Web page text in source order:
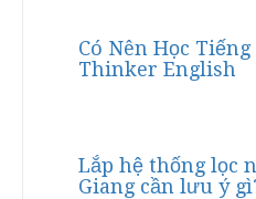
Có Nên Học
Thinker English
Lắp hệ thống lọc
Giang cần lưu ý